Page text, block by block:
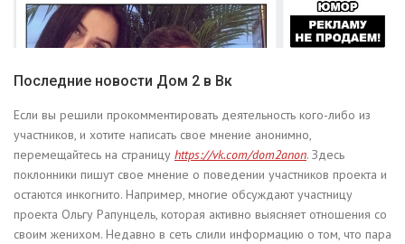
Последние новости Дом 2 в Вк
Если вы решили прокомментировать деятельность кого-либо из
участников, и хотите написать свое мнение анонимно,
перемещайтесь на страницу https://vk.com/dom2anon. Здесь
поклонники пишут свое мнение о поведении участников проекта и
остаются инкогнито. Например, многие обсуждают участницу
проекта Ольгу Рапунцель, которая активно выясняет отношения со
своим женихом. Недавно в сеть слили информацию о том, что пара